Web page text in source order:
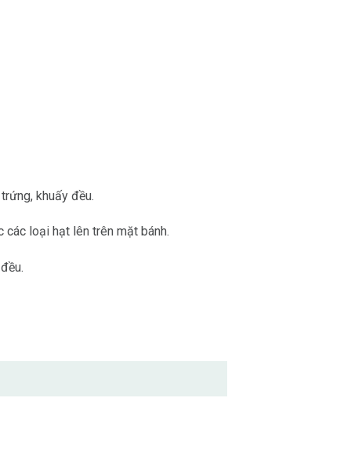
khuấy đều.
các loại hạt lên trên mặt bánh.